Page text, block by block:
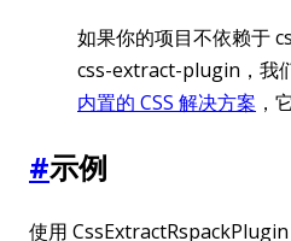
如果你的项目不依赖于
css-extract-plugin，我
内置的 CSS 解决方案 ，
#示例
使用